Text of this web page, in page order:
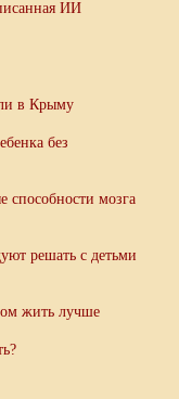
ИИ
в Крыму
без
способности мозга
решать с детьми
жить лучше